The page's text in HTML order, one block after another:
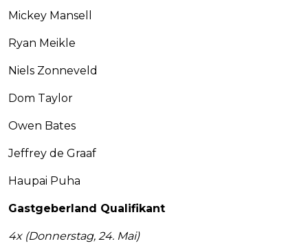
Mickey Mansell
Ryan Meikle
Niels Zonneveld
Dom Taylor
Owen Bates
Jeffrey de Graaf
Haupai Puha
Gastgeberland Qualifikant
4x (Donnerstag, 24. Mai)